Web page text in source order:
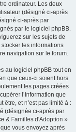
ordinateur. Les deux
(désigné ci-après
ci-après par
par le logiciel phpBB.
sur les sujets de
les informations
navigation sur le forum.
au logiciel phpBB tout en
que ceux-ci soient hors
les pages créées
l’information que
être, et n’est pas limité à :
(désignée ci-après par
& Familles d'Adoption »
vous envoyez après